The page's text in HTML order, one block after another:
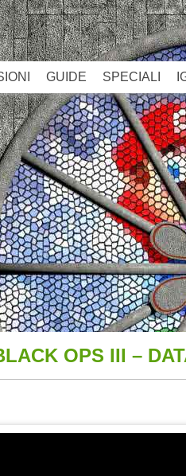
GUIDE SPECIALI
OPS III –